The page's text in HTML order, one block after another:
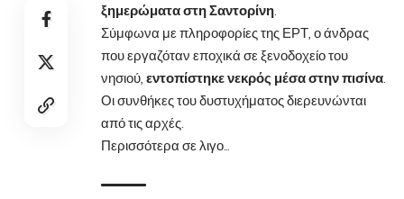
ξημερώματα στη Σαντορίνη
Σύμφωνα με πληροφορίες της ΕΡΤ, ο άνδρας
που εργαζόταν εποχικά σε ξενοδοχείο του
νησιού, εντοπίστηκε νεκρός μέσα στην πισίνα
Οι συνθήκες του δυστυχήματος διερευνώνται
από τις αρχές.
Περισσότερα σε λιγο…